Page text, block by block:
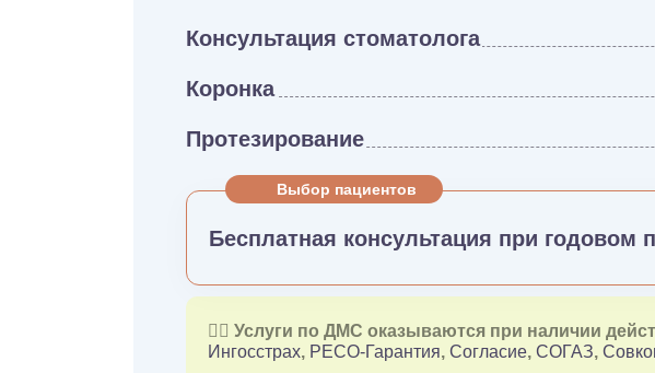
Консультация стоматолога
Коронка
Протезирование
Выбор пациентов
Бесплатная консультация при годовом
👉🏻 Услуги по ДМС оказываются при наличии
Ингосстрах, РЕСО-Гарантия, Согласие, СОГАЗ,